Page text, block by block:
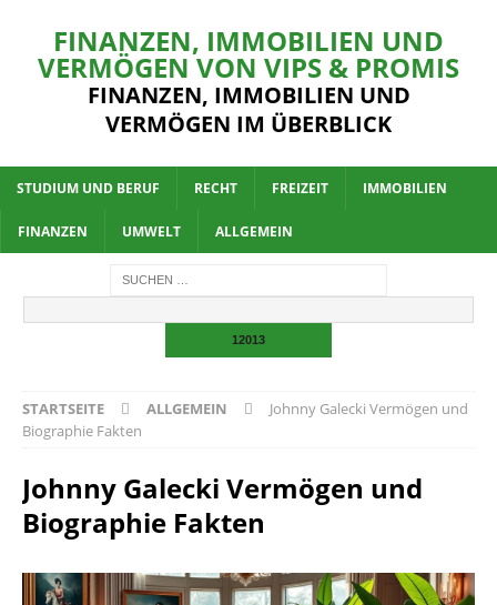
FINANZEN, IMMOBILIEN UND
VERMÖGEN VON VIPS & PROMIS
FINANZEN, IMMOBILIEN UND
VERMÖGEN IM ÜBERBLICK
STUDIUM UND BERUF RECHT FREIZEIT IMMOBILIEN
FINANZEN UMWELT ALLGEMEIN
STARTSEITE ALLGEMEIN
Johnny Galecki Vermögen und
Biographie Fakten
Johnny Galecki Vermögen und
Biographie Fakten